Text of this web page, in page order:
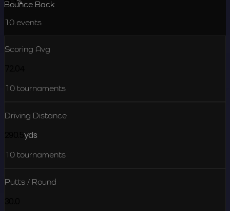
Bounce Back
10 events
Scoring Avg
10 tournaments
Driving Distance
yds
10 tournaments
Putts / Round